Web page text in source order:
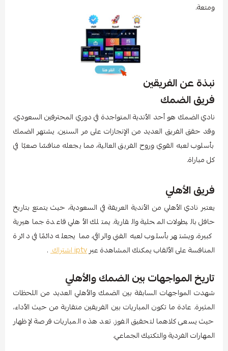
ومتعة.
نبذة عن الفريقين
فريق الضمك
نادي الضمك هو أحد الأندية المتواجدة في دوري المحترفين السعودي،
وقد حقق الفريق العديد من الإنجازات على مر السنين. يشتهر الضمك
بأسلوب لعبه القوي وروح الفريق العالية، مما يجعله منافسًا صعبًا في
كل مباراة.
فريق الأهلي
يعتبر نادي الأهلي من الأندية العريقة في السعودية، حيث يتمتع بتاريخ
حافل بالبطولات المحلية والقارية. يمتلك الأهلي قاعدة جماهيرية
كبيرة، ويشتهر بأسلوب لعبه الفني والراقي، مما يجعله دائمًا في دائرة
المنافسة على الألقاب يمكنك المشاهدة عبرiptv اشتراك .
تاريخ المواجهات بين الضمك والأهلي
شهدت المواجهات السابقة بين الضمك والأهلي العديد من اللحظات
المثيرة. عادة ما تكون المباريات بين الفريقين متقاربة من حيث الأداء،
حيث يسعى كلاهما لتحقيق الفوز. تعد هذه المباريات فرصة لإظهار
المهارات الفردية والتكتيك الجماعي.